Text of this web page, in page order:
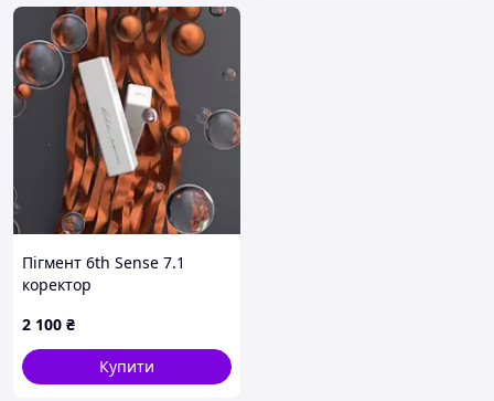
Пігмент 6th Sense 7.1
коректор
2 100 ₴
Купити